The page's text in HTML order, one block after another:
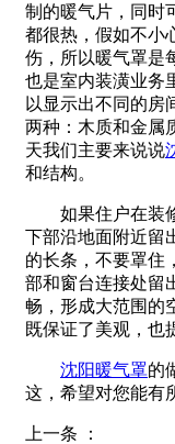
制的暖气片，同时
都很热，假如不小
伤，所以暖气罩是
也是室内装潢业务
以显示出不同的房
两种：木质和金属
天我们主要来说说
和结构。
如果住户在装修
下部沿地面附近留
的长条，不要罩住
部和窗台连接处留
畅，形成大范围的
既保证了美观，也
沈阳暖气罩的
这，希望对您能有
上一条 ：